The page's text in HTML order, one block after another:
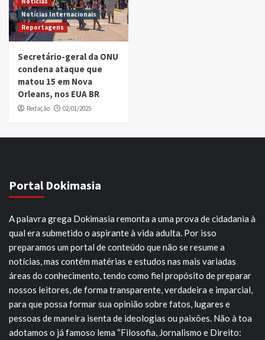
Notícias Internacionais
Reportagens
Secretário-geral da ONU
condena ataque que
matou 15 em Nova
Orleans, nos EUA BR
Redação 02/01/2025
Portal Dokimasia
A palavra grega Dokimasia remonta a uma prova de cidadania à
qual era submetido o aspirante à vida adulta. Por isso
preparamos um portal de conteúdo que não se resume a
notícias, mas contém matérias e estudos nas mais variadas
áreas do conhecimento, tendo como fiel propósito de preparar
nossos leitores, de forma transparente, verdadeira e imparcial,
para que possa formar sua opinião sobre fatos, lugares e
pessoas de maneira isenta de ideologias ou paixões. Não à toa
adotamos o já famoso lema “Filosofia, Jornalismo e Direito: